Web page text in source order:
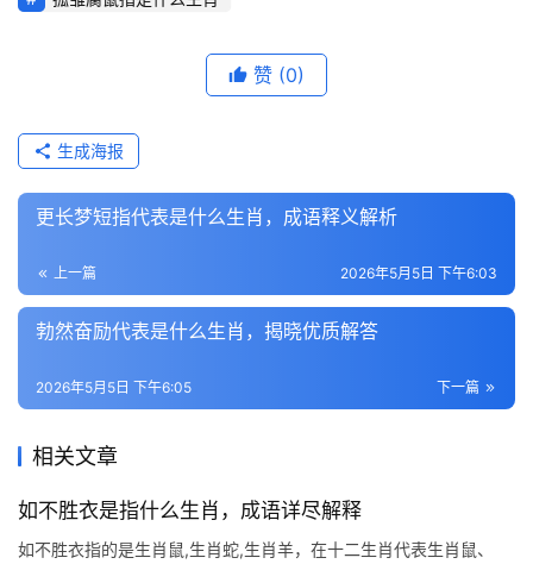
赞 (0)
生成海报
更长梦短指代表是什么生肖，成语释义解析
上一篇 2026年5月5日 下午6:03
勃然奋励代表是什么生肖，揭晓优质解答
下一篇
2026年5月5日 下午6:05
相关文章
如不胜衣是指什么生肖，成语详尽解释
如不胜衣指的是生肖鼠,生肖蛇,生肖羊，在十二生肖代表生肖鼠、